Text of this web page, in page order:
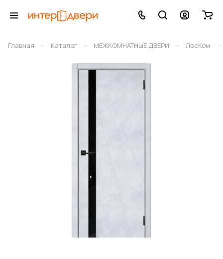
Главная – Каталог – МЕЖКОМНАТНЫЕ ДВЕРИ – ЛесКом –